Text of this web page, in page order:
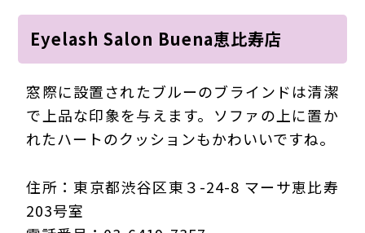
Eyelash Salon Buena恵比寿店
窓際に設置されたブルーのブラインドは清潔
で上品な印象を与えます。ソファの上に置か
れたハートのクッションもかわいいですね。
住所：東京都渋谷区東３-24-8 マーサ恵比寿
203号室